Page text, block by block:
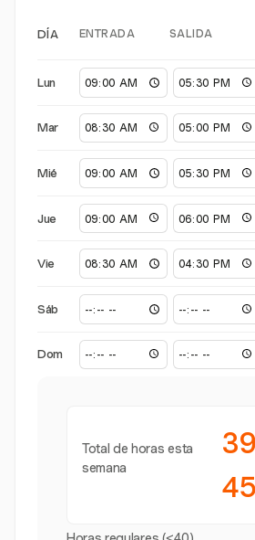
DÍA ENTRADA SALIDA
Lun
Mar
Mié
Jue
Vie
Sáb
Dom
Total de horas esta
semana